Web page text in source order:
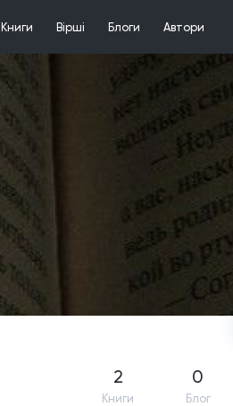
Книги Вірші Блоги Автори
2
Книги
0
Блог